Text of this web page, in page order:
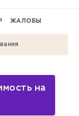
ЖАЛОБЫ
на